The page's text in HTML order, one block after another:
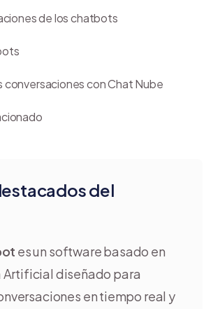
del
es un software basado en
diseñado para
en tiempo real y
de los chatbots
conversaciones con Chat Nube